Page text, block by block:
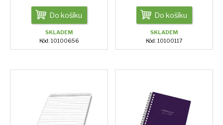
Do košíku
SKLADEM
Kód: 10100656
Do košíku
SKLADEM
Kód: 10100117